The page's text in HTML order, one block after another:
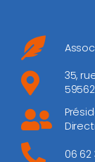
35,
06